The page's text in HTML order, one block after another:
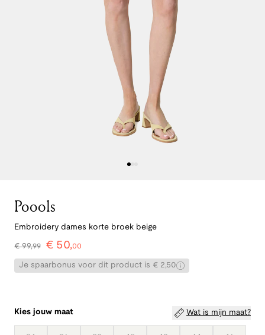
Poools
Embroidery dames korte broek beige
€99,99 € 50,00
Je spaarbonus voor dit product is € 2,50
Kies jouw maat Wat is mijn maat?